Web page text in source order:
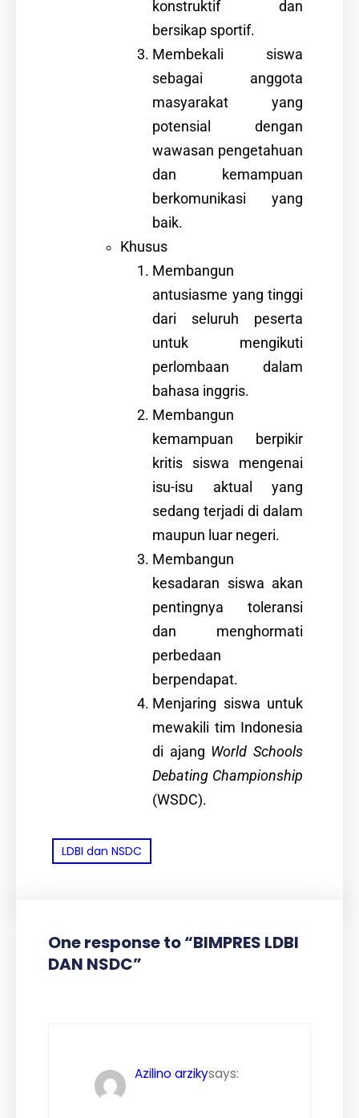
konstruktif dan
bersikap sportif.
Membekali siswa
sebagai anggota
masyarakat yang
potensial dengan
wawasan pengetahuan
dan kemampuan
berkomunikasi yang
baik.
Khusus
Membangun
antusiasme yang tinggi
dari seluruh peserta
untuk mengikuti
perlombaan dalam
bahasa inggris.
Membangun
kemampuan berpikir
kritis siswa mengenai
isu-isu aktual yang
sedang terjadi di dalam
maupun luar negeri.
Membangun
kesadaran siswa akan
pentingnya toleransi
dan menghormati
perbedaan
berpendapat.
Menjaring siswa untuk
mewakili tim Indonesia
di ajang World Schools
Debating Championship
(WSDC).
LDBI dan NSDC
One response to “BIMPRES LDBI
DAN NSDC”
Azilino arzikysays: